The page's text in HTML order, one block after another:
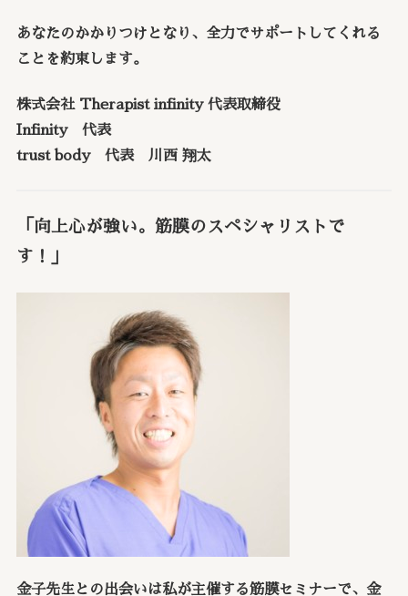
あなたのかかりつけとなり、全力でサポートしてくれる
ことを約束します。
株式会社 Therapist infinity 代表取締役
Infinity 代表
trust body 代表 川西 翔太
「向上心が強い。筋膜のスペシャリストで
す！」
金子先生との出会いは私が主催する筋膜セミナーで、金